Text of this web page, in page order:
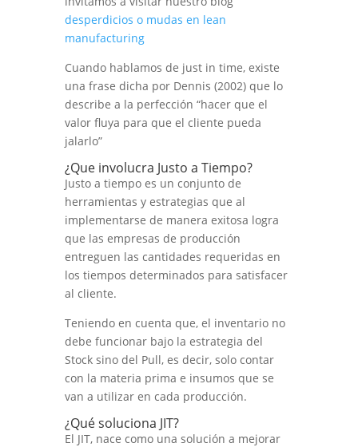
desperdicios o mudas en lean
manufacturing
Cuando hablamos de just in time, existe
una frase dicha por Dennis (2002) que lo
describe a la perfección “hacer que el
valor fluya para que el cliente pueda
jalarlo”
¿Que involucra Justo a Tiempo?
Justo a tiempo es un conjunto de
herramientas y estrategias que al
implementarse de manera exitosa logra
que las empresas de producción
entreguen las cantidades requeridas en
los tiempos determinados para satisfacer
al cliente.
Teniendo en cuenta que, el inventario no
debe funcionar bajo la estrategia del
Stock sino del Pull, es decir, solo contar
con la materia prima e insumos que se
van a utilizar en cada producción.
¿Qué soluciona JIT?
El JIT, nace como una solución a mejorar